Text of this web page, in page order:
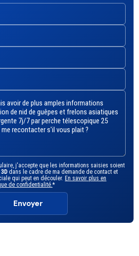
j'accepte que les informations saisies soient
dans le cadre de ma demande de contact et
qui peut en découler. En savoir plus en
de confidentialité.*